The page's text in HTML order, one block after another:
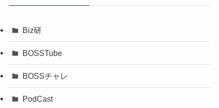
Biz研
BOSSTube
BOSSチャレ
PodCast